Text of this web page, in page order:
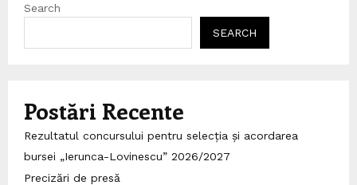
Search
SEARCH
Postări Recente
Rezultatul concursului pentru selecția și acordarea
bursei „Ierunca-Lovinescu” 2026/2027
Precizări de presă